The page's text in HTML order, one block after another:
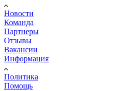
Новости
Команда
Партнеры
Отзывы
Вакансии
Информация
Политика
Помощь